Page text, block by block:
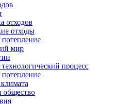
отходов
отходы
потепление
мир
процесс
потепление
общество